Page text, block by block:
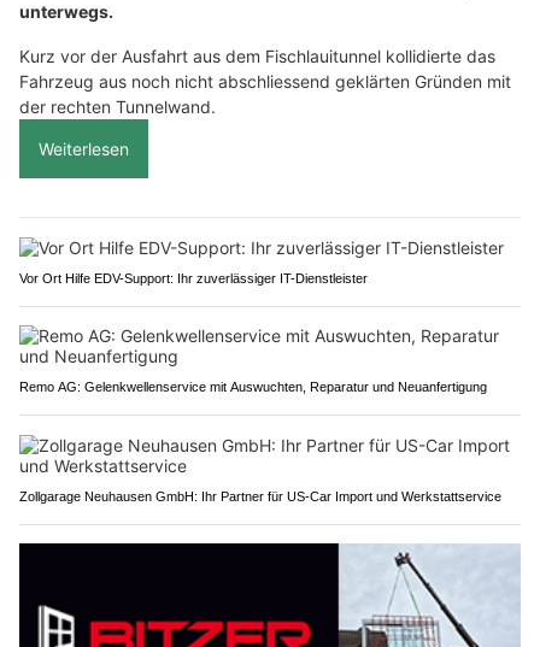
unterwegs.
Kurz vor der Ausfahrt aus dem Fischlauitunnel kollidierte das
Fahrzeug aus noch nicht abschliessend geklärten Gründen mit
der rechten Tunnelwand.
Weiterlesen
Vor Ort Hilfe EDV-Support: Ihr zuverlässiger IT-Dienstleister
Remo AG: Gelenkwellenservice mit Auswuchten, Reparatur und Neuanfertigung
Zollgarage Neuhausen GmbH: Ihr Partner für US-Car Import und Werkstattservice